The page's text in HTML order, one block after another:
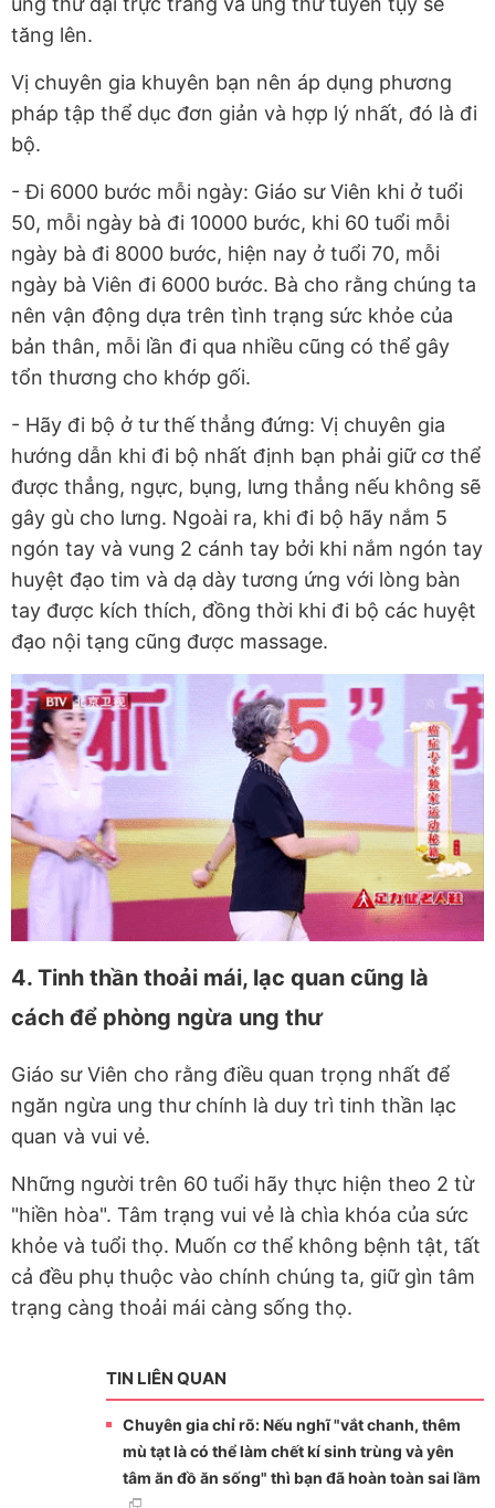
tăng lên.
Vị chuyên gia khuyên bạn nên áp dụng phương
pháp tập thể dục đơn giản và hợp lý nhất, đó là đi
bộ.
- Đi 6000 bước mỗi ngày: Giáo sư Viên khi ở tuổi
50, mỗi ngày bà đi 10000 bước, khi 60 tuổi mỗi
ngày bà đi 8000 bước, hiện nay ở tuổi 70, mỗi
ngày bà Viên đi 6000 bước. Bà cho rằng chúng ta
nên vận động dựa trên tình trạng sức khỏe của
bản thân, mỗi lần đi qua nhiều cũng có thể gây
tổn thương cho khớp gối.
- Hãy đi bộ ở tư thế thẳng đứng: Vị chuyên gia
hướng dẫn khi đi bộ nhất định bạn phải giữ cơ thể
được thẳng, ngực, bụng, lưng thẳng nếu không sẽ
gây gù cho lưng. Ngoài ra, khi đi bộ hãy nắm 5
ngón tay và vung 2 cánh tay bởi khi nắm ngón tay
huyệt đạo tim và dạ dày tương ứng với lòng bàn
tay được kích thích, đồng thời khi đi bộ các huyệt
đạo nội tạng cũng được massage.
4. Tinh thần thoải mái, lạc quan cũng là
cách để phòng ngừa ung thư
Giáo sư Viên cho rằng điều quan trọng nhất để
ngăn ngừa ung thư chính là duy trì tinh thần lạc
quan và vui vẻ.
Những người trên 60 tuổi hãy thực hiện theo 2 từ
"hiền hòa". Tâm trạng vui vẻ là chìa khóa của sức
khỏe và tuổi thọ. Muốn cơ thể không bệnh tật, tất
cả đều phụ thuộc vào chính chúng ta, giữ gìn tâm
trạng càng thoải mái càng sống thọ.
TIN LIÊN QUAN
Chuyên gia chỉ rõ: Nếu nghĩ "vắt chanh, thêm
mù tạt là có thể làm chết kí sinh trùng và yên
tâm ăn đồ ăn sống" thì bạn đã hoàn toàn sai lầm